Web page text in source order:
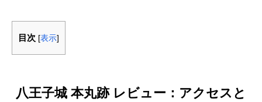
目次 [表示]
八王子城 本丸跡 レビュー：アクセスと